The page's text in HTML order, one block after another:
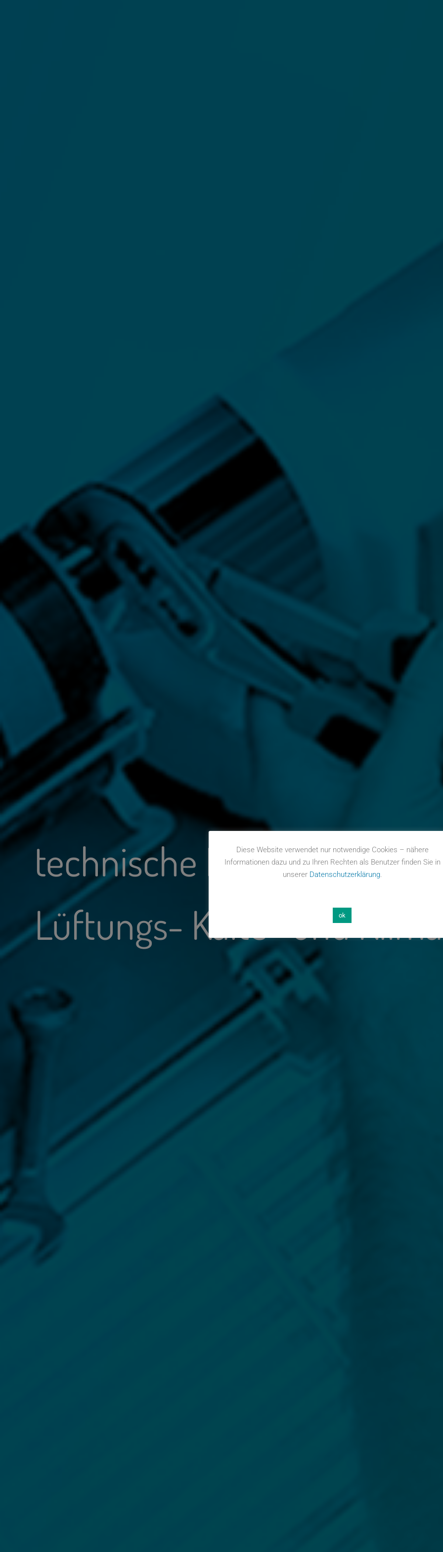
technische
Lüftungs- Kälte- und
Diese Website verwendet nur notwendige Cookies – nähere
Informationen dazu und zu Ihren Rechten als Benutzer finden Sie in
unserer Datenschutzerklärung.
ok